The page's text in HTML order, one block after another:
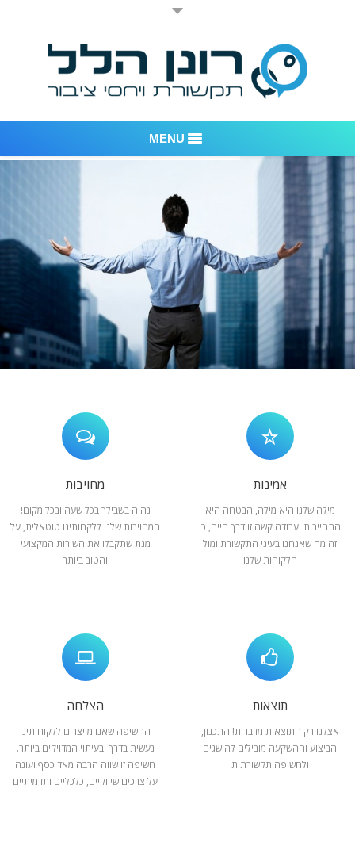
MENU
דוגמאות לעבודות שביצענו
לקוחות – משרד יחסי ציבור רונן הלל
חדר חדשות
המלצות
צור קשר
אמינות
מילה שלנו היא מילה, הבטחה היא
התחייבות ועבודה קשה זו דרך חיים, כי
זה מה שאנחנו בעיני התקשורת ומול
הלקוחות שלנו
מחויבות
נהיה בשבילך בכל שעה ובכל מקום!
המחויבות שלנו ללקחותינו טוטאלית, על
מנת שתקבלו את השירות המקצועי
והטוב ביותר
תוצאות
אצלנו רק התוצאות מדברות! התכנון,
הביצוע וההשקעה מובילים להישגים
ולחשיפה תקשורתית
הצלחה
החשיפה שאנו מייצרים ללקוחותינו
נעשית בדרך ובעיתוי המדויקים ביותר.
חשיפה זו שווה הרבה מאד כסף ועונה
על צרכים שיווקיים, כלכליים ותדמיתיים